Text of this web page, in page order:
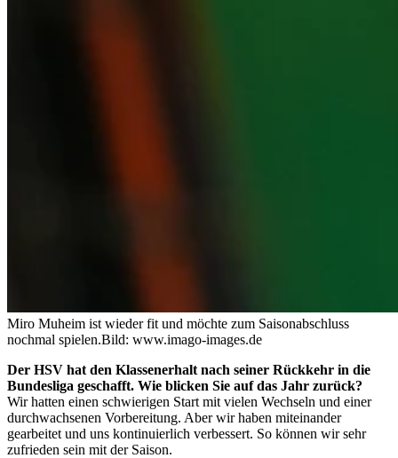
Miro Muheim ist wieder fit und möchte zum Saisonabschluss
nochmal spielen.Bild: www.imago-images.de
Der HSV hat den Klassenerhalt nach seiner Rückkehr in die
Bundesliga geschafft. Wie blicken Sie auf das Jahr zurück?
Wir hatten einen schwierigen Start mit vielen Wechseln und einer
durchwachsenen Vorbereitung. Aber wir haben miteinander
gearbeitet und uns kontinuierlich verbessert. So können wir sehr
zufrieden sein mit der Saison.